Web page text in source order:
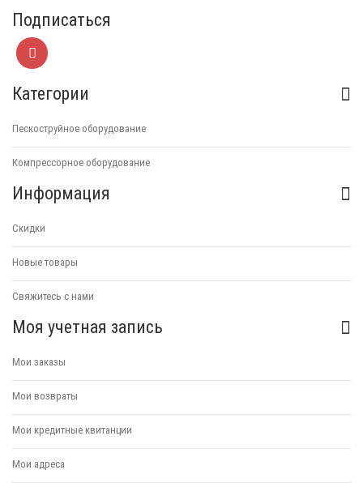
Подписаться
Категории
Пескоструйное оборудование
Компрессорное оборудование
Информация
Скидки
Новые товары
Свяжитесь с нами
Моя учетная запись
Мои заказы
Мои возвраты
Мои кредитные квитанции
Мои адреса